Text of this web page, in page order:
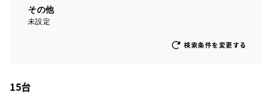
その他
未設定
検索条件を変更する
15台